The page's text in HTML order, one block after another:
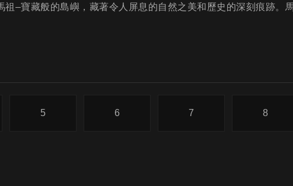
祖–寶藏般的島嶼，藏著令人屏息的自然之美和歷史的深刻痕跡。
5 6 7 8